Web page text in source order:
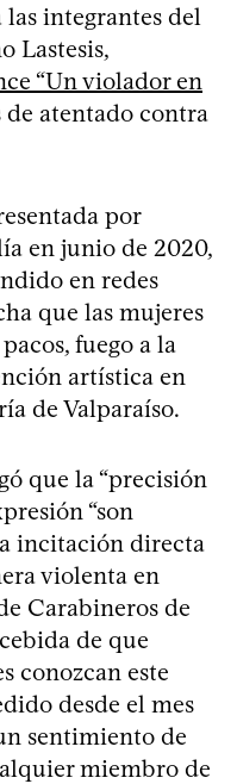
integrantes del
Lastesis,
“Un violador en
de atentado contra
por
en junio de 2020,
en redes
que las mujeres
fuego a la
artística en
de Valparaíso.
que la “precisión
“son
incitación directa
violenta en
Carabineros de
de que
conozcan este
desde el mes
sentimiento de
miembro de